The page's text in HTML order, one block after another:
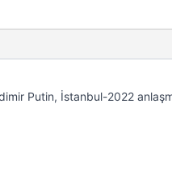
Putin, İstanbul-2022